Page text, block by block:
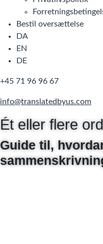
Bestil oversættelse
DA
EN
DE
+45 71 96 96 67
info@translatedbyus.com
Ét eller flere
Guide til,